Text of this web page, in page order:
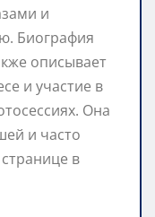
и
Биография
описывает
и участие в
Она
и часто
в